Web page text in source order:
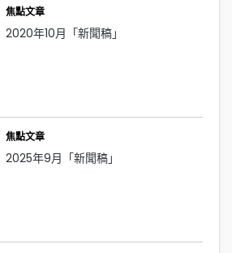
焦點文章
2020年10月「新聞稿」
焦點文章
2025年9月「新聞稿」